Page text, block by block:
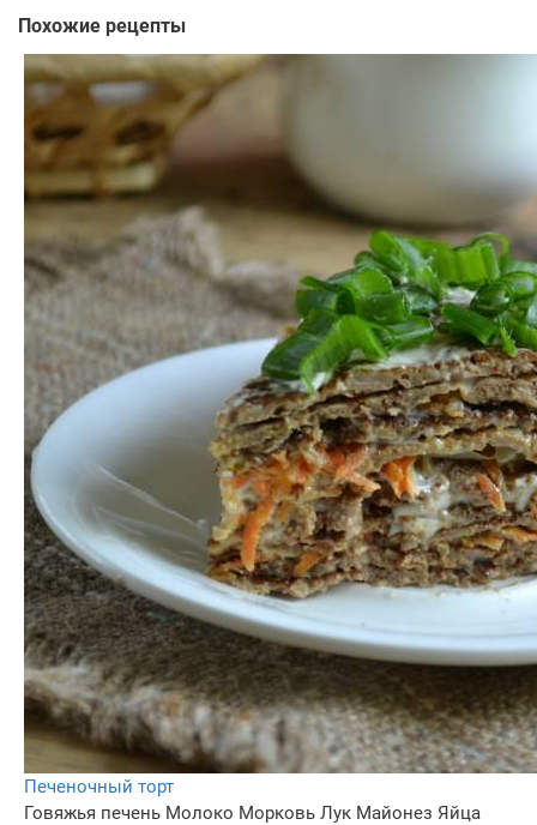
Похожие рецепты
Печеночный торт
Говяжья печень Молоко Морковь Лук Майонез Яйца